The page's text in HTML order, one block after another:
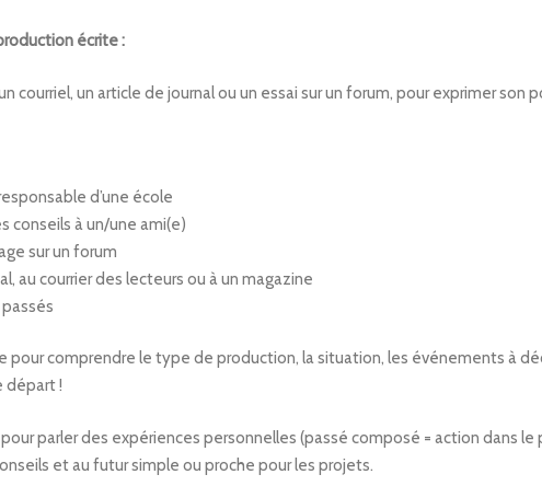
écrite :
courriel, un article de journal ou un essai sur un forum, pour exprimer son
d’une école
conseils à un/une ami(e)
sur un forum
au courrier des lecteurs ou à un magazine
pour comprendre le type de production, la situation, les événements à
départ !
parler des expériences personnelles (passé composé = action dans
et au futur simple ou proche pour les projets.